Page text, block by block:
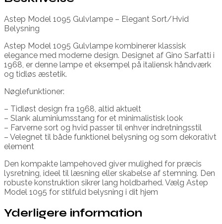
Astep Model 1095 Gulvlampe – Elegant Sort/Hvid
Belysning
Astep Model 1095 Gulvlampe kombinerer klassisk
elegance med moderne design. Designet af Gino Sarfatti i
1968, er denne lampe et eksempel på italiensk håndværk
og tidløs æstetik.
Nøglefunktioner:
– Tidløst design fra 1968, altid aktuelt
– Slank aluminiumsstang for et minimalistisk look
– Farverne sort og hvid passer til enhver indretningsstil
– Velegnet til både funktionel belysning og som dekorativt
element
Den kompakte lampehoved giver mulighed for præcis
lysretning, ideel til læsning eller skabelse af stemning. Den
robuste konstruktion sikrer lang holdbarhed. Vælg Astep
Model 1095 for stilfuld belysning i dit hjem
Yderligere information